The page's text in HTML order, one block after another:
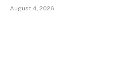
August 4, 2026